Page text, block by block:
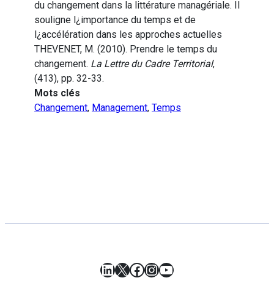
du changement dans la littérature managériale. Il
souligne l¿importance du temps et de
l¿accélération dans les approches actuelles
THEVENET, M. (2010). Prendre le temps du
changement. La Lettre du Cadre Territorial,
(413), pp. 32-33.
Mots clés
Changement, Management, Temps
LinkedIn
X Facebook
Instagram
YouTube